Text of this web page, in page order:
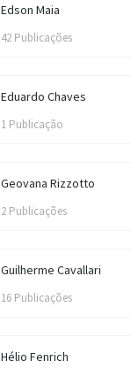
Edson Maia
42 Publicações
Eduardo Chaves
1 Publicação
Geovana Rizzotto
2 Publicações
Guilherme Cavallari
16 Publicações
Hélio Fenrich